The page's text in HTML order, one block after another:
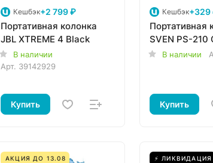
Кешбэк+2 799 ₽
Портативная колонка
JBL XTREME 4 Black
В наличии
Арт. 39142929
Купить
Кешбэк+329
Портативная
SVEN PS-210
В наличии
Купить
АКЦИЯ ДО 13.08 ⚡ ЛИКВИДАЦИЯ